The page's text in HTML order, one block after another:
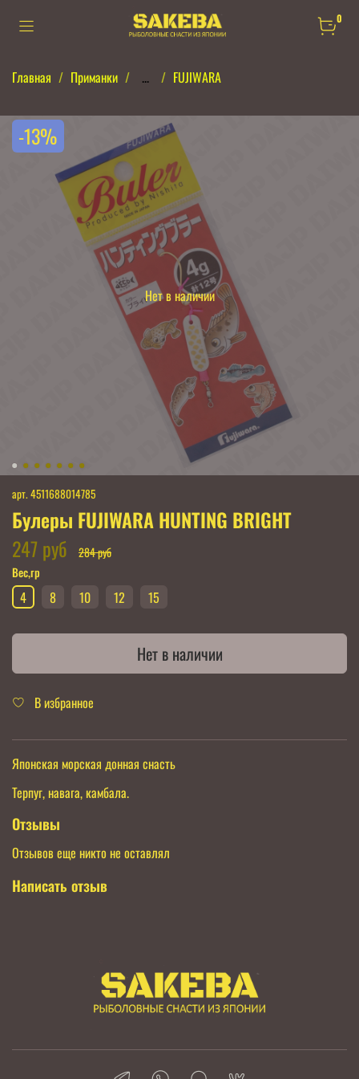
0
Главная Приманки ... FUJIWARA
Нет в наличии
-13%
арт. 4511688014785
Булеры FUJIWARA HUNTING BRIGHT
247 руб
284 руб
Вес,гр
4 8 10 12 15
Нет в наличии
В избранное
Японская морская донная снасть
Терпуг, навага, камбала.
Отзывы
Отзывов еще никто не оставлял
Написать отзыв